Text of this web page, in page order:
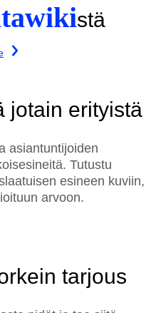
stä
jotain erityistä
asiantuntijoiden
Tutustu
esineen kuviin,
arvoon.
tarjous